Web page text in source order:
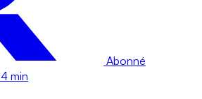
Abonné
4 min